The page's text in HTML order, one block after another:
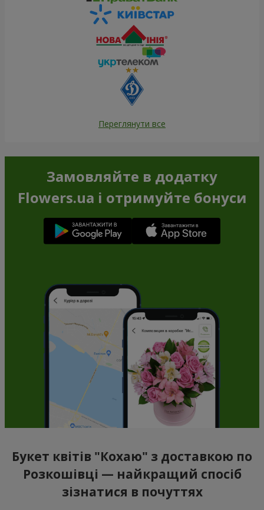
Переглянути все
Замовляйте в додатку
Flowers.ua і отримуйте бонуси
Букет квітів "Кохаю" з доставкою по
Розкошівці — найкращий спосіб
зізнатися в почуттях